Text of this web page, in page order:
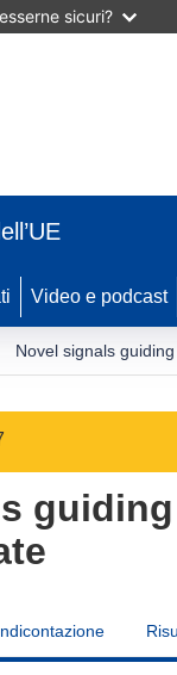
sicuri?
Video e podcast
Novel signals